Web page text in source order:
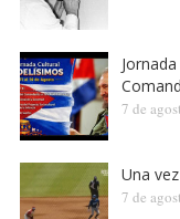
7 de
Una
7 de